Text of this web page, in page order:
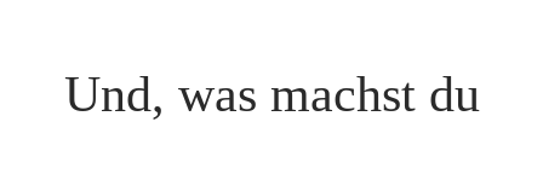
Und, was machst du